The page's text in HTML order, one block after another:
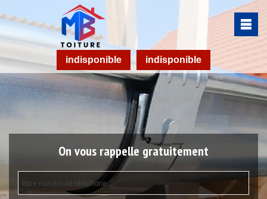
indisponible indisponible
On vous rappelle gratuitement